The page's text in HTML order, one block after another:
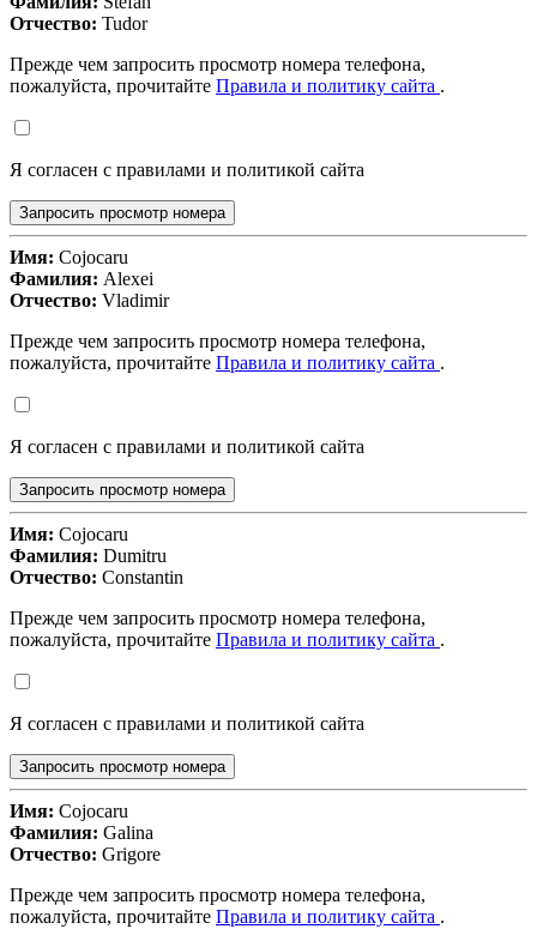
Отчество: Tudor
Прежде чем запросить просмотр номера телефона,
пожалуйста, прочитайте Правила и политику сайта .
Я согласен с правилами и политикой сайта
Запросить просмотр номера
Имя: Cojocaru
Фамилия: Alexei
Отчество: Vladimir
Прежде чем запросить просмотр номера телефона,
пожалуйста, прочитайте Правила и политику сайта .
Я согласен с правилами и политикой сайта
Запросить просмотр номера
Имя: Cojocaru
Фамилия: Dumitru
Отчество: Constantin
Прежде чем запросить просмотр номера телефона,
пожалуйста, прочитайте Правила и политику сайта .
Я согласен с правилами и политикой сайта
Запросить просмотр номера
Имя: Cojocaru
Фамилия: Galina
Отчество: Grigore
Прежде чем запросить просмотр номера телефона,
пожалуйста, прочитайте Правила и политику сайта .